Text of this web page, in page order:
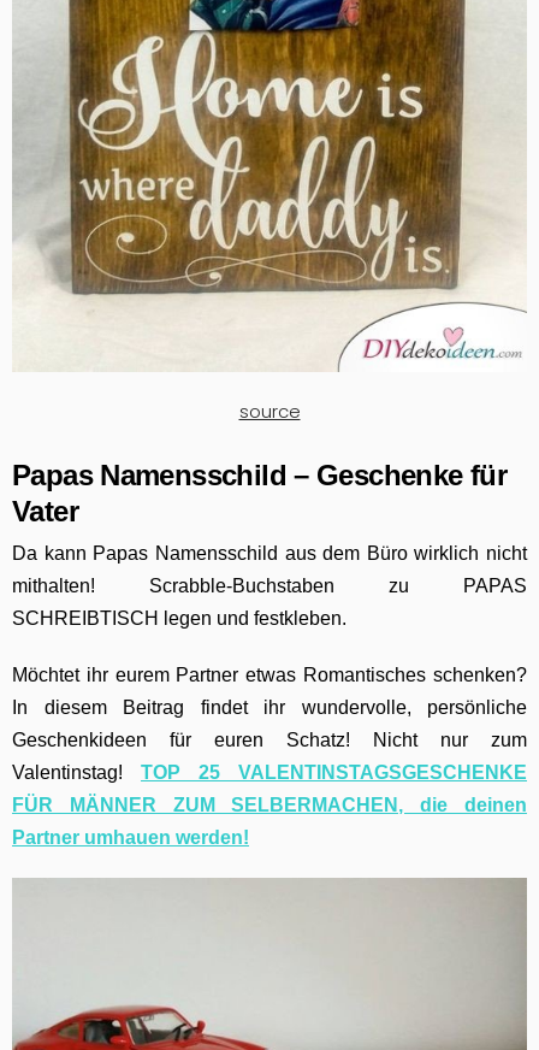
source
Papas Namensschild – Geschenke für
Vater
Da kann Papas Namensschild aus dem Büro wirklich nicht
mithalten! Scrabble-Buchstaben zu PAPAS
SCHREIBTISCH legen und festkleben.
Möchtet ihr eurem Partner etwas Romantisches schenken?
In diesem Beitrag findet ihr wundervolle, persönliche
Geschenkideen für euren Schatz! Nicht nur zum
Valentinstag! TOP 25 VALENTINSTAGSGESCHENKE
FÜR MÄNNER ZUM SELBERMACHEN, die deinen
Partner umhauen werden!